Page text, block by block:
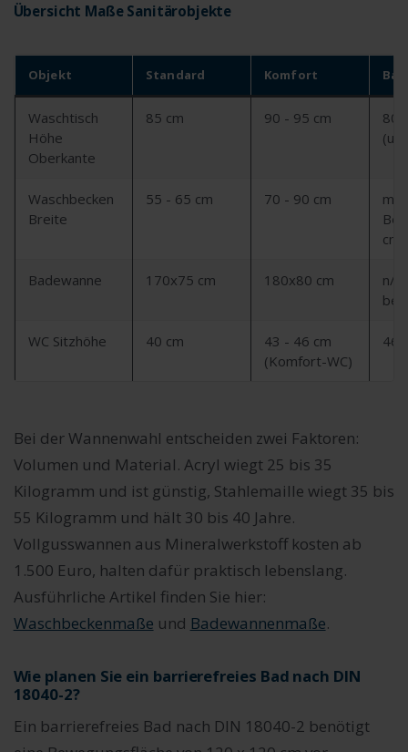
Übersicht Maße Sanitärobjekte
Objekt Standard Komfort
Waschtisch
Höhe
Oberkante
85 cm 90 - 95 cm
80
Waschbecken
Breite
55 - 65 cm 70 - 90 cm
cm
Badewanne 170x75 cm 180x80 cm
n/a
WC Sitzhöhe 40 cm
43 - 46 cm
(Komfort-WC)
46
Bei der Wannenwahl entscheiden zwei Faktoren:
Volumen und Material. Acryl wiegt 25 bis 35
Kilogramm und ist günstig, Stahlemaille wiegt 35 bis
55 Kilogramm und hält 30 bis 40 Jahre.
Vollgusswannen aus Mineralwerkstoff kosten ab
1.500 Euro, halten dafür praktisch lebenslang.
Ausführliche Artikel finden Sie hier:
Waschbeckenmaße und Badewannenmaße.
Wie planen Sie ein barrierefreies Bad nach DIN
18040-2?
Ein barrierefreies Bad nach DIN 18040-2 benötigt